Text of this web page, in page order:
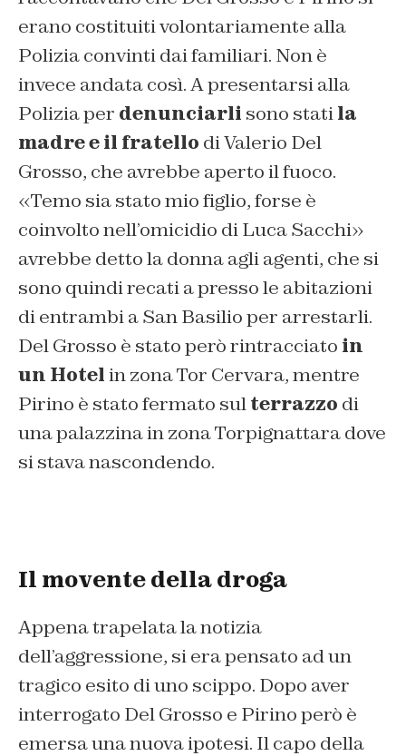
erano costituiti volontariamente alla
Polizia convinti dai familiari. Non è
invece andata così. A presentarsi alla
Polizia per denunciarli sono statila
madre e il fratello di Valerio Del
Grosso, che avrebbe aperto il fuoco.
«Temo sia stato mio figlio, forse è
coinvolto nell’omicidio di Luca Sacchi»
avrebbe detto la donna agli agenti, che si
sono quindi recati a presso le abitazioni
di entrambi a San Basilio per arrestarli.
Del Grosso è stato però rintracciato in
un Hotelin zona Tor Cervara, mentre
Pirino è stato fermato sulterrazzo di
una palazzina in zona Torpignattara dove
si stava nascondendo.
Il movente della droga
Appena trapelata la notizia
dell’aggressione, si era pensato ad un
tragico esito di uno scippo. Dopo aver
interrogato Del Grosso e Pirino però è
emersa una nuova ipotesi. Il capo della